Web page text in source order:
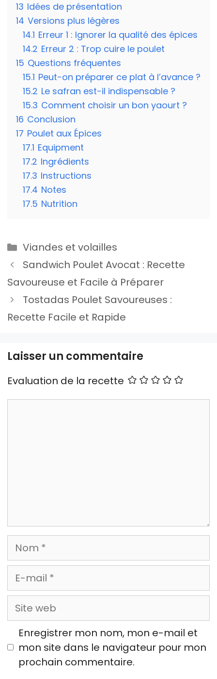
13 Idées de présentation
14 Versions plus légères
14.1 Erreur 1 : Ignorer la qualité des épices
14.2 Erreur 2 : Trop cuire le poulet
15 Questions fréquentes
15.1 Peut-on préparer ce plat à l’avance ?
15.2 Le safran est-il indispensable ?
15.3 Comment choisir un bon yaourt ?
16 Conclusion
17 Poulet aux Épices
17.1 Equipment
17.2 Ingrédients
17.3 Instructions
17.4 Notes
17.5 Nutrition
Catégories
Viandes et volailles
Sandwich Poulet Avocat : Recette
Savoureuse et Facile à Préparer
Tostadas Poulet Savoureuses :
Recette Facile et Rapide
Laisser un commentaire
Evaluation de la recette
Nom
E-
Site
Enregistrer mon nom, mon e-mail et
mon site dans le navigateur pour mon
prochain commentaire.